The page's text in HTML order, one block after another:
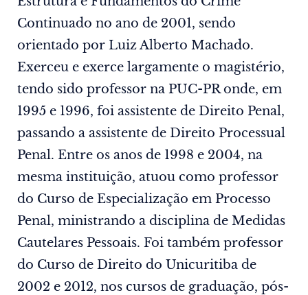
Continuado no ano de 2001, sendo
orientado por Luiz Alberto Machado.
Exerceu e exerce largamente o magistério,
tendo sido professor na PUC-PR onde, em
1995 e 1996, foi assistente de Direito Penal,
passando a assistente de Direito Processual
Penal. Entre os anos de 1998 e 2004, na
mesma instituição, atuou como professor
do Curso de Especialização em Processo
Penal, ministrando a disciplina de Medidas
Cautelares Pessoais. Foi também professor
do Curso de Direito do Unicuritiba de
2002 e 2012, nos cursos de graduação, pós-